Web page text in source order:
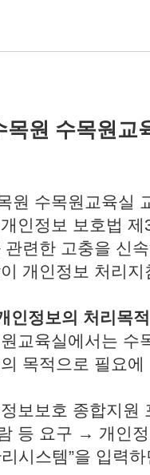
목원 수목원교
원 수목원교육실
인정보 보호법
관련한 고충을 신
개인정보 처리
인정보의 처리목
교육실에서는 수
목적으로 필요
보보호 종합지원
등 요구 → 개인
리시스템”을 입력